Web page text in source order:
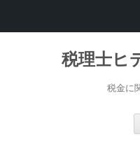
税理士ヒ
税金に